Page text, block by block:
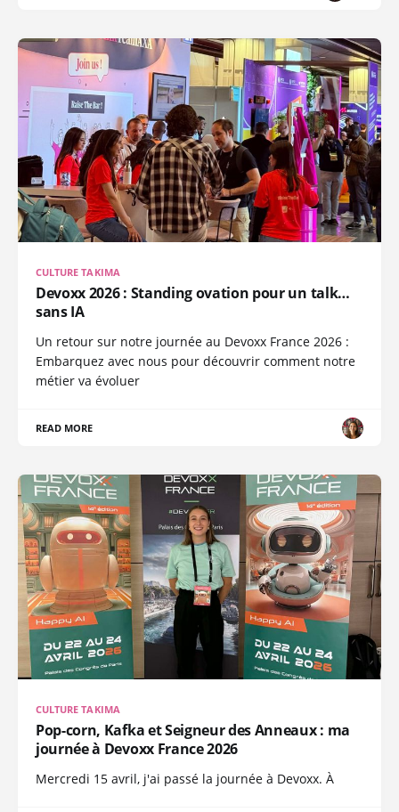
CULTURE TAKIMA
Devoxx 2026 : Standing ovation pour un talk…
sans IA
Un retour sur notre journée au Devoxx France 2026 :
Embarquez avec nous pour découvrir comment notre
métier va évoluer
READ MORE
CULTURE TAKIMA
Pop-corn, Kafka et Seigneur des Anneaux : ma
journée à Devoxx France 2026
Mercredi 15 avril, j'ai passé la journée à Devoxx. À